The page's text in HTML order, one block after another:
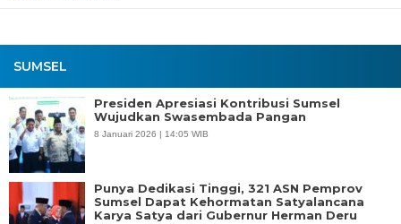
SUMSEL
Presiden Apresiasi Kontribusi Sumsel
Wujudkan Swasembada Pangan
8 Januari 2026 | 14:05 WIB
Punya Dedikasi Tinggi, 321 ASN Pemprov
Sumsel Dapat Kehormatan Satyalancana
Karya Satya dari Gubernur Herman Deru